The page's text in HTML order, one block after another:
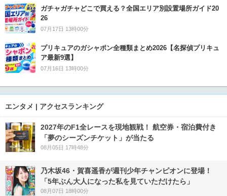
ガチャガチャどこで買える？全国エリア別設置場所ガイド20
26
07月17日 13時00分
プリキュアのガシャポン全種類まとめ2026【名探偵プリキュ
ア最新9選】
07月16日 13時00分
エンタメ | アクセスランキング
2027年のF1全レースを現地観戦！ 航空券・宿泊費付き
「夢のシーズンチケット」が当たる
08月05日 17時48分
乃木坂46・賀喜遥香が週刊少年チャンピオンに登場！
「5年ぶん大人になった私を見ていただけたら」
08月07日 18時00分